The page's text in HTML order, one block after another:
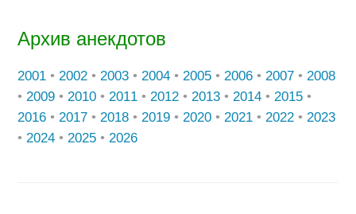
Архив анекдотов
2001 • 2002 • 2003 • 2004 • 2005 • 2006 • 2007 • 2008
• 2009 • 2010 • 2011 • 2012 • 2013 • 2014 • 2015 •
2016 • 2017 • 2018 • 2019 • 2020 • 2021 • 2022 • 2023
• 2024 • 2025 • 2026